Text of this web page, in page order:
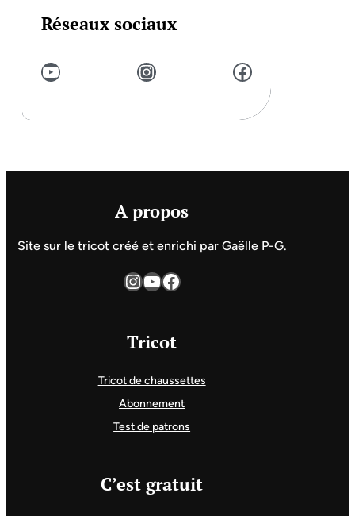
Réseaux sociaux
YouTube Instagram Facebook
A propos
Site sur le tricot créé et enrichi par Gaëlle P-G.
InstagramYouTube Facebook
Tricot
Tricot de chaussettes
Abonnement
Test de patrons
C’est gratuit